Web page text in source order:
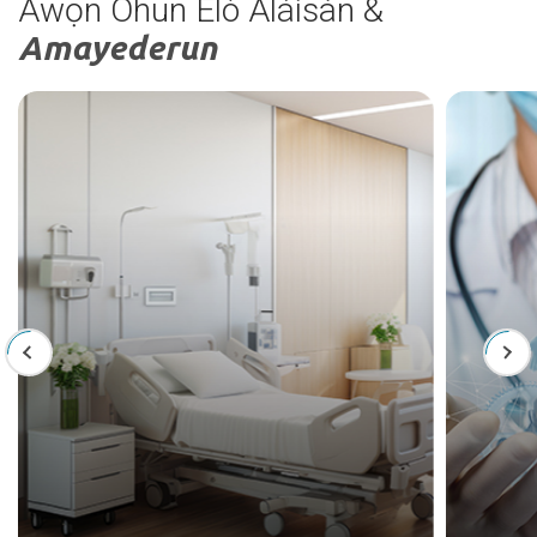
Àwọn Ohun Èlò Aláìsàn &
Amayederun